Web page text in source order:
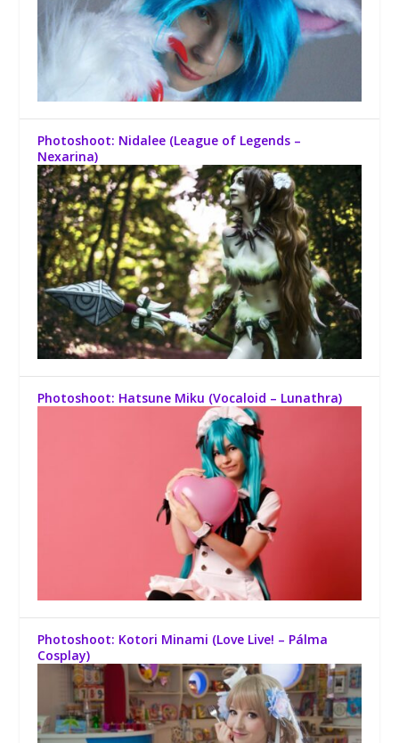
Photoshoot: Nidalee (League of Legends –
Nexarina)
Photoshoot: Hatsune Miku (Vocaloid – Lunathra)
Photoshoot: Kotori Minami (Love Live! – Pálma
Cosplay)